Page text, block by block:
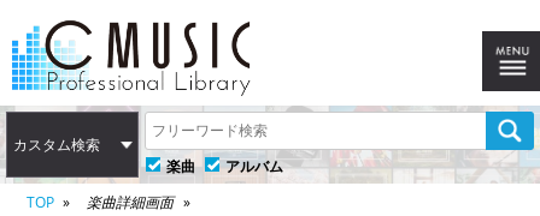
カスタム検索
楽曲
アルバム
TOP
楽曲詳細画面